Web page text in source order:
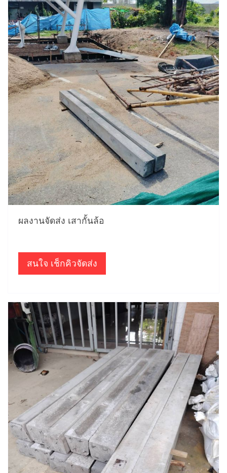
ผลงานจัดส่ง เสากั้นล้อ
สนใจ เช็กคิวจัดส่ง